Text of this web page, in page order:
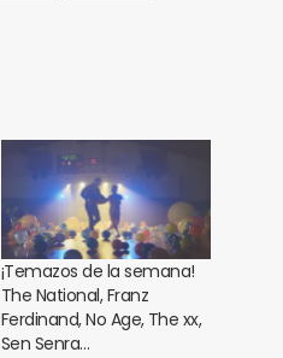
¡Temazos de la semana!
The National, Franz
Ferdinand, No Age, The xx,
Sen Senra…